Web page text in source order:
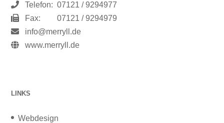
Telefon: 07121 / 9294977
Fax:
07121 / 9294979
info@merryll.de
www.merryll.de
LINKS
Webdesign